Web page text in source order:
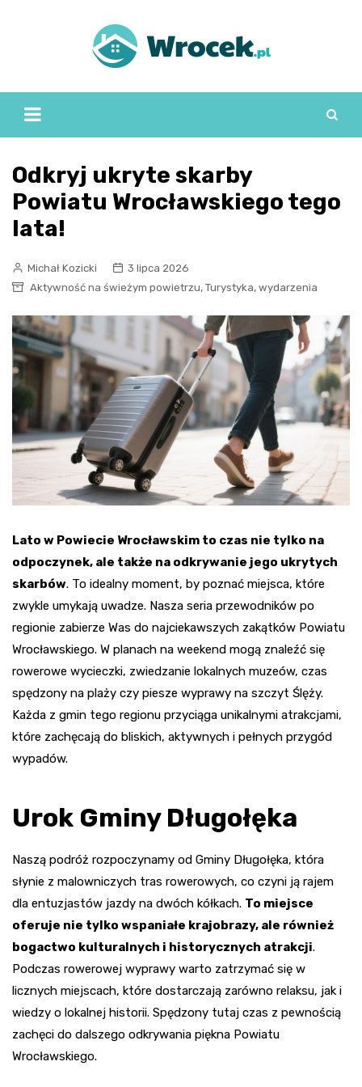
Odkryj ukryte skarby
Powiatu Wrocławskiego tego
lata!
Michał Kozicki
3 lipca 2026
Aktywność na świeżym powietrzu, Turystyka, wydarzenia
Lato w Powiecie Wrocławskim to czas nie tylko na
odpoczynek, ale także na odkrywanie jego ukrytych
skarbów. To idealny moment, by poznać miejsca, które
zwykle umykają uwadze. Nasza seria przewodników po
regionie zabierze Was do najciekawszych zakątków Powiatu
Wrocławskiego. W planach na weekend mogą znaleźć się
rowerowe wycieczki, zwiedzanie lokalnych muzeów, czas
spędzony na plaży czy piesze wyprawy na szczyt Ślęży.
Każda z gmin tego regionu przyciąga unikalnymi atrakcjami,
które zachęcają do bliskich, aktywnych i pełnych przygód
wypadów.
Urok Gminy Długołęka
Naszą podróż rozpoczynamy od Gminy Długołęka, która
słynie z malowniczych tras rowerowych, co czyni ją rajem
dla entuzjastów jazdy na dwóch kółkach. To miejsce
oferuje nie tylko wspaniałe krajobrazy, ale również
bogactwo kulturalnych i historycznych atrakcji.
Podczas rowerowej wyprawy warto zatrzymać się w
licznych miejscach, które dostarczają zarówno relaksu, jak i
wiedzy o lokalnej historii. Spędzony tutaj czas z pewnością
zachęci do dalszego odkrywania piękna Powiatu
Wrocławskiego.